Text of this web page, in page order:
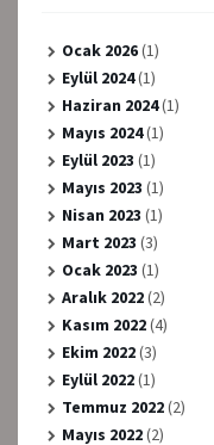
Ocak 2026(1)
Eylül 2024(1)
Haziran 2024(1)
Mayıs 2024(1)
Eylül 2023 (1)
Mayıs 2023 (1)
Nisan 2023 (1)
Mart 2023 (3)
Ocak 2023 (1)
Aralık 2022(2)
Kasım 2022(4)
Ekim 2022(3)
Eylül 2022(1)
Temmuz 2022(2)
Mayıs 2022(2)